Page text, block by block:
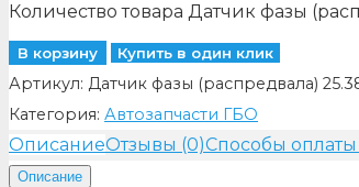
Количество товара Датчик фазы
В корзину Купить в один клик
Артикул: Датчик фазы (распредвала)
Категория: Автозапчасти ГБО
ОписаниеОтзывы (0)Способы
Описание